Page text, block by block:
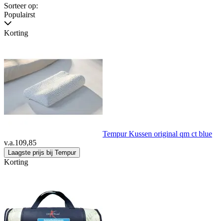
Sorteer op:
Populairst
Korting
Tempur Kussen original qm ct blue
v.a.109,85
Laagste prijs bij Tempur
Korting